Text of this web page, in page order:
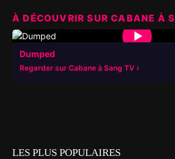
À DÉCOUVRIR SUR CABANE À
▶
Dumped
Regarder sur Cabane à Sang TV
LES PLUS POPULAIRES